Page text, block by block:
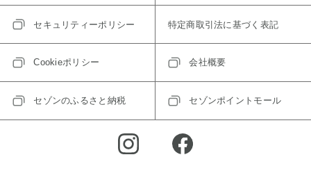
セキュリティーポリシー 特定商取引法に基づく表記
Cookieポリシー 会社概要
セゾンのふるさと納税 セゾンポイントモール